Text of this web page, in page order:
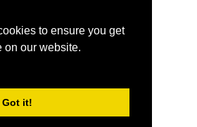
to ensure you get
on our website.
Got it!